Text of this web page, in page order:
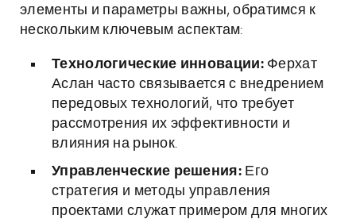
элементы и параметры важны, обратимся к
нескольким ключевым аспектам:
Технологические инновации:Ферхат
Аслан часто связывается с внедрением
передовых технологий, что требует
рассмотрения их эффективности и
влияния на рынок.
Управленческие решения:Его
стратегия и методы управления
проектами служат примером для многих